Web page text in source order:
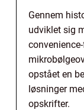
Gennem
udviklet sig
opstået en
løsninger
opskrifter.